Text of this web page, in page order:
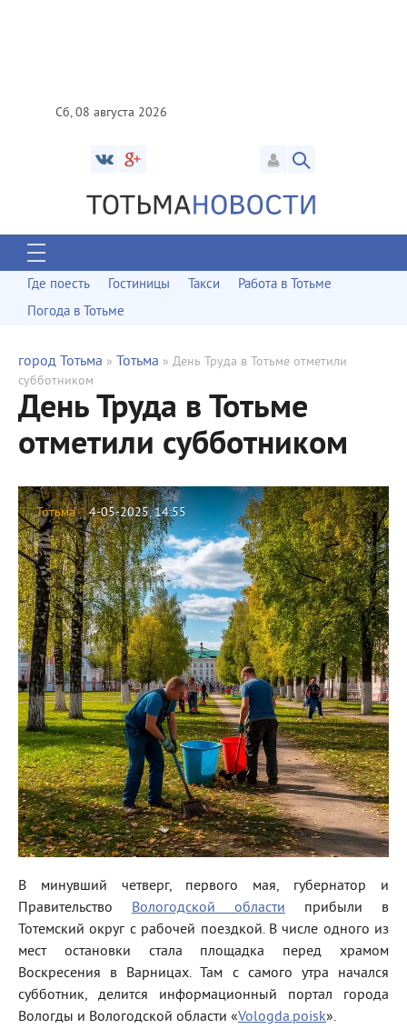
Сб, 08 августа 2026
Где поесть Гостиницы Такси
Работа в Тотьме
Погода в Тотьме
город Тотьма » Тотьма » День Труда в Тотьме отметили
субботником
День Труда в Тотьме
отметили субботником
Тотьма 4-05-2025, 14:55
В минувший четверг, первого мая, губернатор и
Правительство Вологодской области прибыли в
Тотемский округ с рабочей поездкой. В числе одного из
мест остановки стала площадка перед храмом
Воскресения в Варницах. Там с самого утра начался
субботник, делится информационный портал города
Вологды и Вологодской области «Vologda.poisk».